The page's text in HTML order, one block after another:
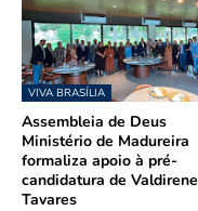
VIVA BRASÍLIA
Assembleia de Deus
Ministério de Madureira
formaliza apoio à pré-
candidatura de Valdirene
Tavares